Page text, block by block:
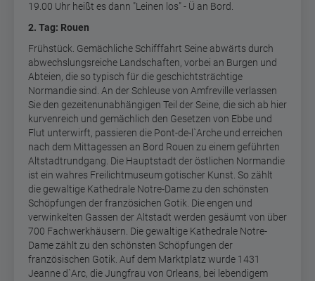
19.00 Uhr heißt es dann "Leinen los" - Ü an Bord.
2. Tag: Rouen
Frühstück. Gemächliche Schifffahrt Seine abwärts durch
abwechslungsreiche Landschaften, vorbei an Burgen und
Abteien, die so typisch für die geschichtsträchtige
Normandie sind. An der Schleuse von Amfreville verlassen
Sie den gezeitenunabhängigen Teil der Seine, die sich ab hier
kurvenreich und gemächlich den Gesetzen von Ebbe und
Flut unterwirft, passieren die Pont-de-l`Arche und erreichen
nach dem Mittagessen an Bord Rouen zu einem geführten
Altstadtrundgang. Die Hauptstadt der östlichen Normandie
ist ein wahres Freilichtmuseum gotischer Kunst. So zählt
die gewaltige Kathedrale Notre-Dame zu den schönsten
Schöpfungen der französichen Gotik. Die engen und
verwinkelten Gassen der Altstadt werden gesäumt von über
700 Fachwerkhäusern. Die gewaltige Kathedrale Notre-
Dame zählt zu den schönsten Schöpfungen der
französischen Gotik. Auf dem Marktplatz wurde 1431
Jeanne d`Arc, die Jungfrau von Orleans, bei lebendigem